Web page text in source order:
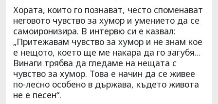
Хората, които го познават, често споменават
неговото чувство за хумор и умението да се
самоиронизира. В интервю си е казвал:
„Притежавам чувство за хумор и не знам кое
е нещото, което ще ме накара да го загубя...
Винаги трябва да гледаме на нещата с
чувство за хумор. Това е начин да се живее
по-лесно особено в държава, където живота
не е песен“.